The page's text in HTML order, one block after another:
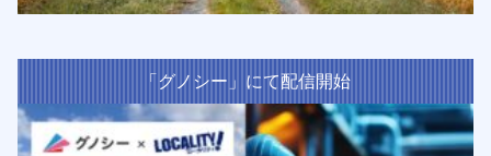
「グノシー」にて配信開始